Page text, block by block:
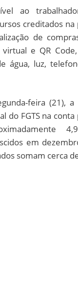
ao
creditados na
de
e QR
água, luz,
feira (21),
do FGTS na conta
em
somam cerca